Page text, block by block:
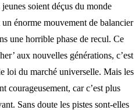
soient déçus du monde
énorme mouvement de balancier
une horrible phase de recul. Ce
aux nouvelles générations, c’est
loi du marché universelle. Mais les
courageusement, car c’est plus
Sans doute les pistes sont-elles